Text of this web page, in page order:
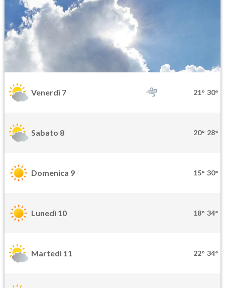
Venerdì 7 21° 30°
Sabato 8 20° 28°
Domenica 9 15° 30°
Lunedì 10 18° 34°
Martedì 11 22° 34°